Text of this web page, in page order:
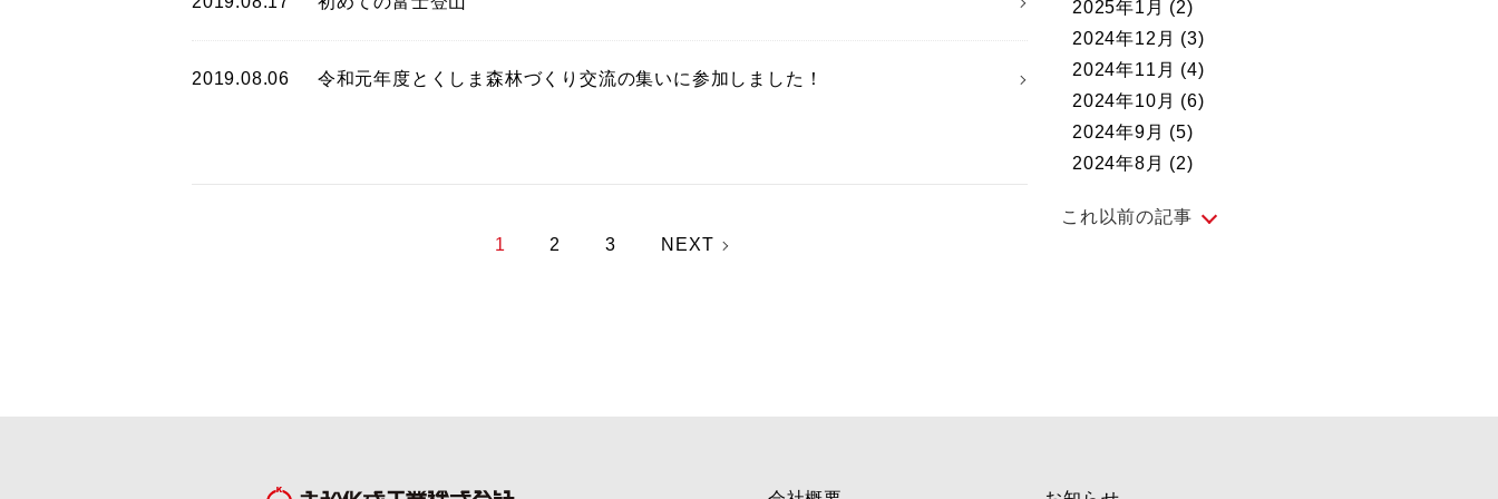
2019.08.06 令和元年度とくしま森林づくり交流の集いに参加しました！
1 2 3 NEXT
2025年1月 (2)
2024年12月 (3)
2024年11月 (4)
2024年10月 (6)
2024年9月 (5)
2024年8月 (2)
これ以前の記事
2023年12月